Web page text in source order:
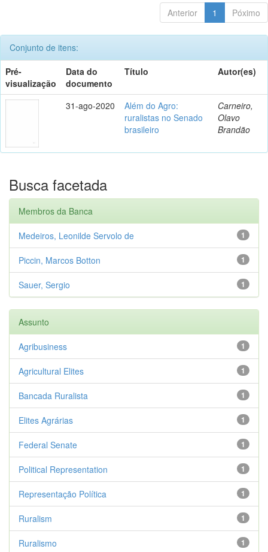
Anterior 1 Póximo
Conjunto de itens:
Pré-
visualização
Data do
documento
Título Autor(es)
31-ago-2020
Além do Agro:
ruralistas no Senado
brasileiro
Carneiro,
Olavo
Brandão
Busca facetada
Membros da Banca
1
Medeiros, Leonilde Servolo de
1
Piccin, Marcos Botton
1
Sauer, Sergio
Assunto
1
Agribusiness
1
Agricultural Elites
1
Bancada Ruralista
1
Elites Agrárias
1
Federal Senate
1
Political Representation
1
Representação Política
1
Ruralism
1
Ruralismo